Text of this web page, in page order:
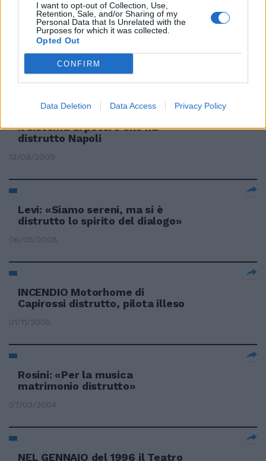
I want to opt-out of Collection, Use,
Retention, Sale, and/or Sharing of my
Personal Data that Is Unrelated with the
Purposes for which it was collected.
Opted Out
CONFIRM
Data Deletion Data Access Privacy Policy
La ripresa ha distrutto Kakà &
Co.
04/07/2010
Il sistema di potere che ha
distrutto Napoli
13/09/2009
Levi: «Siamo sereni, ma si è
distrutto lo spirito del dialogo»
06/05/2008
INCENDIO Motorhome di
Capirossi distrutto, pilota illeso
01/11/2005
Rosini: «Per la musica
matrimonio distrutto»
07/03/2004
NEL GENNAIO del 1996 il Teatro